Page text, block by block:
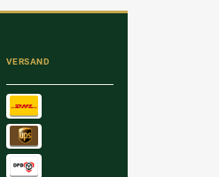
VERSAND